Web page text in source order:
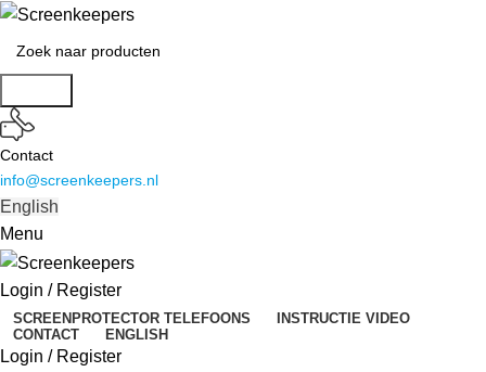
Contact
info@screenkeepers.nl
English
Menu
Login / Register
SCREENPROTECTOR TELEFOONS
INSTRUCTIE VIDEO
CONTACT
ENGLISH
Login / Register